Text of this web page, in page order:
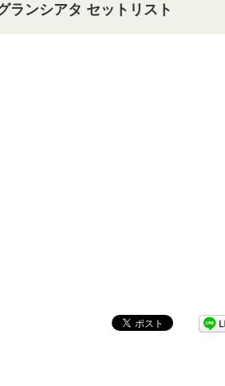
ンシアタ セットリスト